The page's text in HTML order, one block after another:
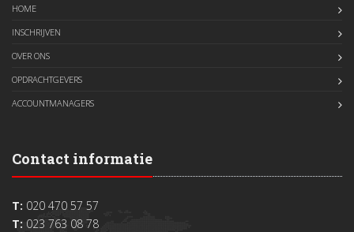
HOME
INSCHRIJVEN
OVER ONS
OPDRACHTGEVERS
ACCOUNTMANAGERS
Contact informatie
T: 020 470 57 57
T: 023 763 08 78